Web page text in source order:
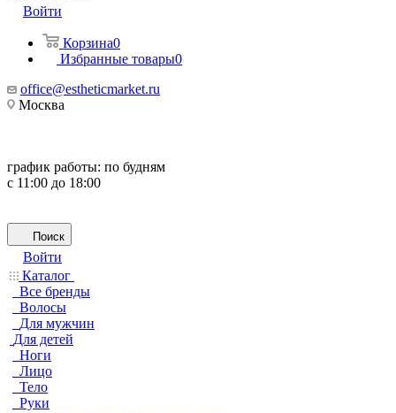
Войти
Корзина0
Избранные товары0
office@estheticmarket.ru
Москва
график работы: по будням
с 11:00 до 18:00
Поиск
Войти
Каталог
Все бренды
Волосы
Для мужчин
Для детей
Ноги
Лицо
Тело
Руки